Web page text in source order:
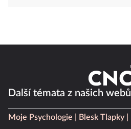
Další témata z našich webů
Moje Psychologie Blesk Tlapky